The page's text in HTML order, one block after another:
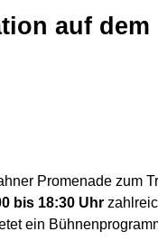
Promenade zum
bis 18:30 Uhr
ein